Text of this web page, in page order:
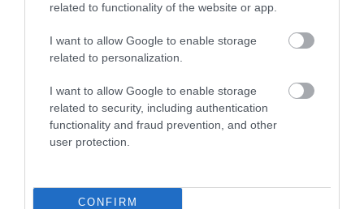
related to functionality of the website or app.
I want to allow Google to enable storage
related to personalization.
I want to allow Google to enable storage
related to security, including authentication
functionality and fraud prevention, and other
user protection.
CONFIRM